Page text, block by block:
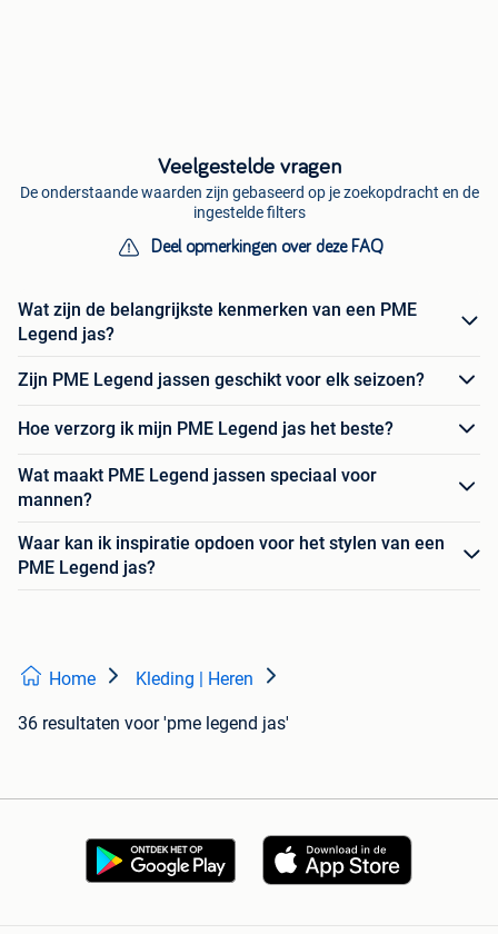
Veelgestelde vragen
De onderstaande waarden zijn gebaseerd op je zoekopdracht en de
ingestelde filters
Deel opmerkingen over deze FAQ
Wat zijn de belangrijkste kenmerken van een PME
Legend jas?
Zijn PME Legend jassen geschikt voor elk seizoen?
Hoe verzorg ik mijn PME Legend jas het beste?
Wat maakt PME Legend jassen speciaal voor
mannen?
Waar kan ik inspiratie opdoen voor het stylen van een
PME Legend jas?
Home Kleding | Heren
36 resultaten voor 'pme legend jas'